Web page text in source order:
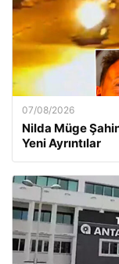
07/08/2026
Nilda Müge
Yeni Ayrıntılar